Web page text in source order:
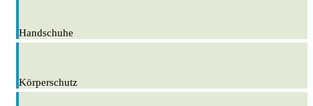
Handschuhe
Körperschutz